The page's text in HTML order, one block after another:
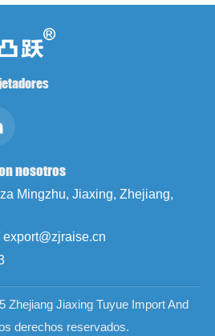
nosotros
Mingzhu, Jiaxing, Zhejiang,
Zhejiang Jiaxing Tuyue Import And
derechos reservados.